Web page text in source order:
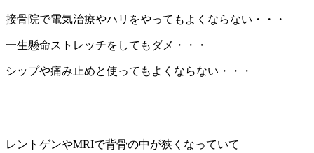
接骨院で電気治療やハリをやってもよくならない・・・
一生懸命ストレッチをしてもダメ・・・
シップや痛み止めと使ってもよくならない・・・
レントゲンやMRIで背骨の中が狭くなっていて